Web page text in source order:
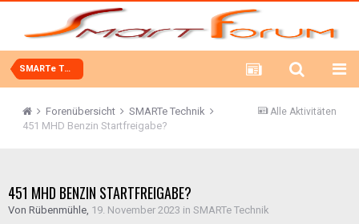
SMARTe Technik
Alle Aktivitäten
Forenübersicht
SMARTe Technik
451 MHD Benzin Startfreigabe?
451 MHD BENZIN STARTFREIGABE?
Von Rübenmühle, 19. November 2023 in SMARTe Technik